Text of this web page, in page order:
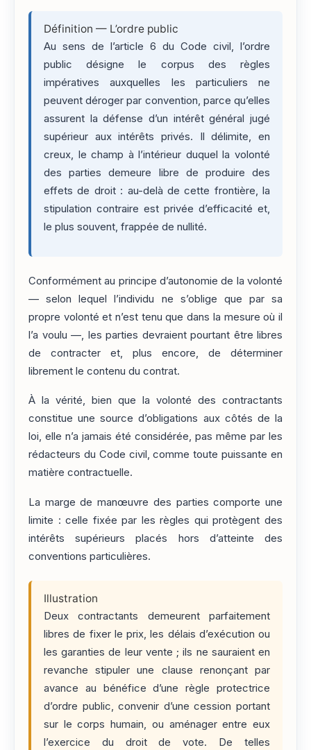
Définition — L’ordre public
Au sens de l’article 6 du Code civil, l’ordre
public désigne le corpus des règles
impératives auxquelles les particuliers ne
peuvent déroger par convention, parce qu’elles
assurent la défense d’un intérêt général jugé
supérieur aux intérêts privés. Il délimite, en
creux, le champ à l’intérieur duquel la volonté
des parties demeure libre de produire des
effets de droit : au-delà de cette frontière, la
stipulation contraire est privée d’efficacité et,
le plus souvent, frappée de nullité.
Conformément au principe d’autonomie de la volonté
— selon lequel l’individu ne s’oblige que par sa
propre volonté et n’est tenu que dans la mesure où il
l’a voulu —, les parties devraient pourtant être libres
de contracter et, plus encore, de déterminer
librement le contenu du contrat.
À la vérité, bien que la volonté des contractants
constitue une source d’obligations aux côtés de la
loi, elle n’a jamais été considérée, pas même par les
rédacteurs du Code civil, comme toute puissante en
matière contractuelle.
La marge de manœuvre des parties comporte une
limite : celle fixée par les règles qui protègent des
intérêts supérieurs placés hors d’atteinte des
conventions particulières.
Illustration
Deux contractants demeurent parfaitement
libres de fixer le prix, les délais d’exécution ou
les garanties de leur vente ; ils ne sauraient en
revanche stipuler une clause renonçant par
avance au bénéfice d’une règle protectrice
d’ordre public, convenir d’une cession portant
sur le corps humain, ou aménager entre eux
l’exercice du droit de vote. De telles